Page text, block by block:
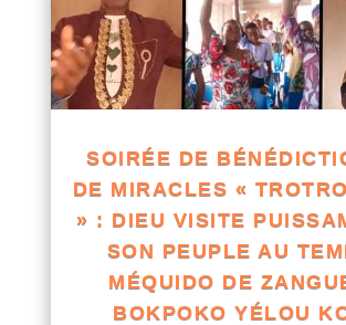
SOIRÉE DE
DE MIRACLES «
» : DIEU VISITE
SON PEUPLE AU
MÉQUIDO DE
BOKPOKO YÉLOU